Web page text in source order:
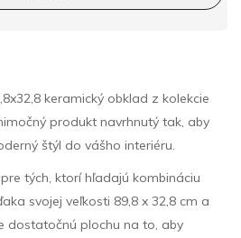
keramický obklad z kolekcie
produkt navrhnutý tak, aby
štýl do vášho interiéru.
tých, ktorí hľadajú kombináciu
svojej veľkosti 89,8 x 32,8 cm a
dostatočnú plochu na to, aby